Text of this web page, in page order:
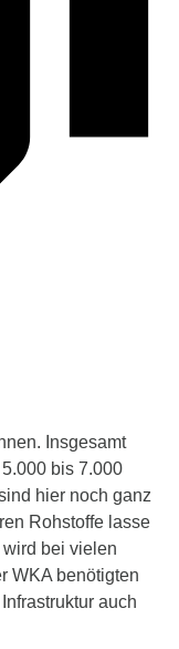
Insgesamt
bis 7.000
hier noch ganz
Rohstoffe lasse
bei vielen
WKA benötigten
auch